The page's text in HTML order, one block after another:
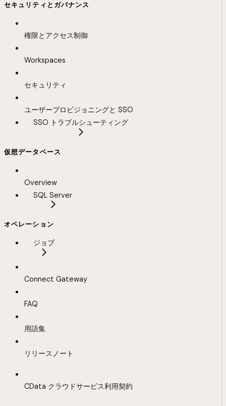
セキュリティとガバナンス
権限とアクセス制御
Workspaces
セキュリティ
ユーザープロビジョニングと SSO
SSO トラブルシューティング
仮想データベース
Overview
SQL Server
オペレーション
ジョブ
Connect Gateway
FAQ
用語集
リリースノート
CData クラウドサービス利用契約